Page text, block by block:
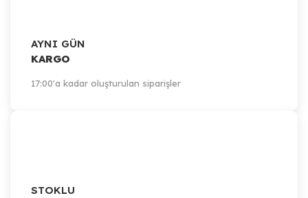
AYNI GÜN
KARGO
17:00'a kadar oluşturulan siparişler
STOKLU